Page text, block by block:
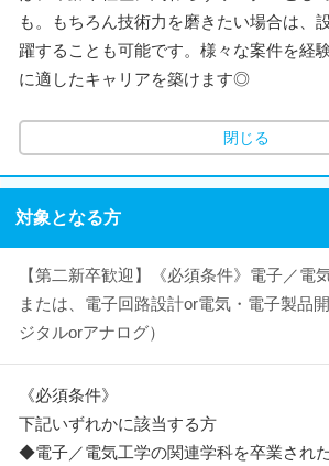
も。もちろん技術力を磨きたい場合は、
躍することも可能です。様々な案件を経
に適したキャリアを築けます◎
閉じる
対象となる方
【第二新卒歓迎】《必須条件》電子／電
または、電子回路設計or電気・電子製品
ジタルorアナログ）
《必須条件》
下記いずれかに該当する方
◆電子／電気工学の関連学科を卒業され